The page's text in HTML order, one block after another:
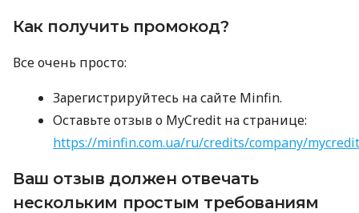
Как получить промокод?
Все очень просто:
Зарегистрируйтесь на сайте Minfin.
Оставьте отзыв о MyCredit на странице:
https://minfin.com.ua/ru/credits/company/
Ваш отзыв должен отвечать
нескольким простым требованиям